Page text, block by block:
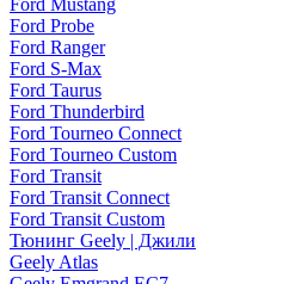
Ford Mustang
Ford Probe
Ford Ranger
Ford S-Max
Ford Taurus
Ford Thunderbird
Ford Tourneo Connect
Ford Tourneo Custom
Ford Transit
Ford Transit Connect
Ford Transit Custom
Тюнинг Geely | Джили
Geely Atlas